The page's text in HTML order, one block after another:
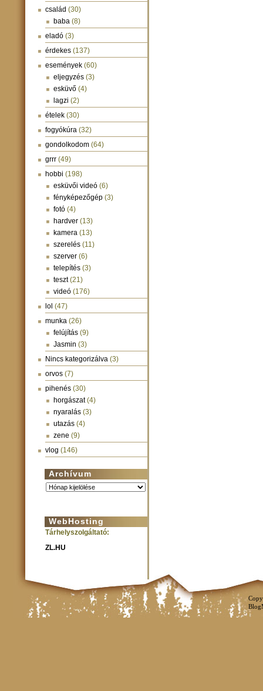
család (30)
baba (8)
eladó (3)
érdekes (137)
események (60)
eljegyzés (3)
esküvő (4)
lagzi (2)
ételek (30)
fogyókúra (32)
gondolkodom (64)
grrr (49)
hobbi (198)
esküvői videó (6)
fényképezőgép (3)
fotó (4)
hardver (13)
kamera (13)
szerelés (11)
szerver (6)
telepítés (3)
teszt(21)
videó (176)
lol (47)
munka (26)
felújítás (9)
Jasmin (3)
Nincs kategorizálva (3)
orvos (7)
pihenés (30)
horgászat(4)
nyaralás (3)
utazás (4)
zene (9)
vlog (146)
Archívum
Archívum
WebHosting
Tárhelyszolgáltató:
ZL.HU